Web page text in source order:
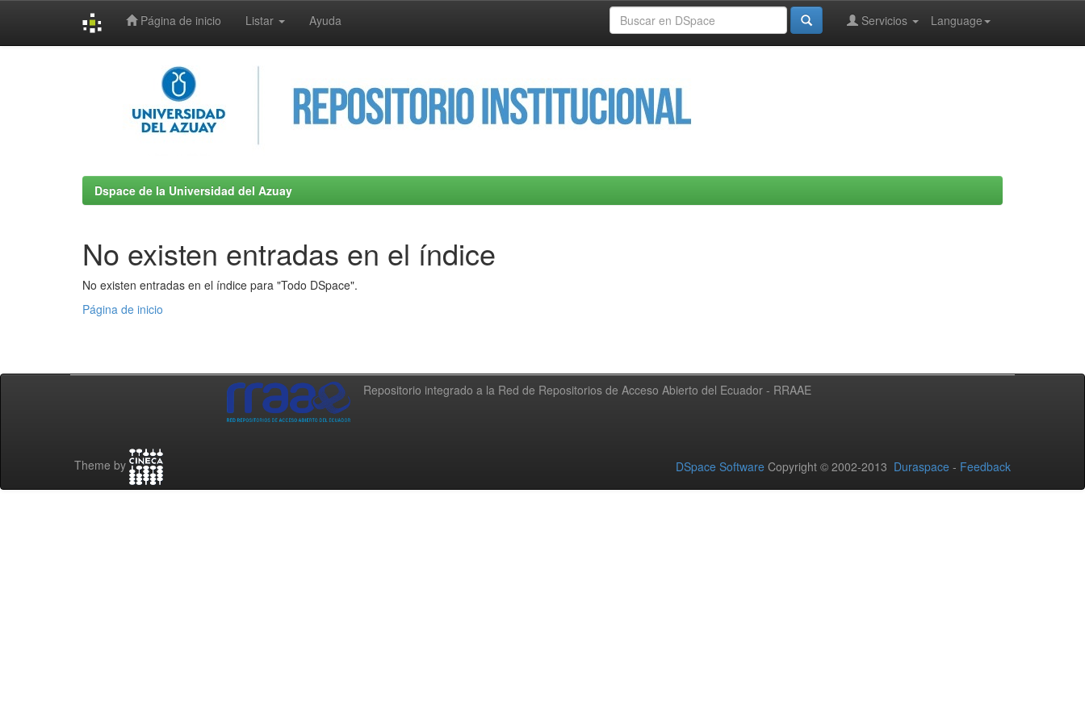
Página de inicio Listar Ayuda Language
Servicios
Dspace de la Universidad del Azuay
No existen entradas en el índice
No existen entradas en el índice para "Todo DSpace".
Página de inicio
Repositorio integrado a la Red de Repositorios de Acceso Abierto del Ecuador - RRAAE
Theme by DSpace Software Copyright © 2002-2013 Duraspace - Feedback